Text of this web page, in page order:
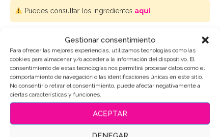
Gestionar consentimiento
Para ofrecer las mejores experiencias, utilizamos tecnologías como las
cookies para almacenar y/o acceder a la información del dispositivo. El
consentimiento de estas tecnologías nos permitirá procesar datos como el
comportamiento de navegación o las identificaciones únicas en este sitio.
No consentir o retirar el consentimiento, puede afectar negativamente a
ciertas características y funciones.
ACEPTAR
Puedes consultar los ingredientes aquí.
AÑADIR AL CARRITO
SKU: 4759
Categoría:Bautizo - Nacimiento
Galletas de mantequilla,Galletas Decoradas
Galletas personalizadas